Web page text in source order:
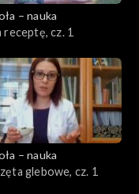
– nauka
receptę, cz. 1
– nauka
glebowe, cz. 1